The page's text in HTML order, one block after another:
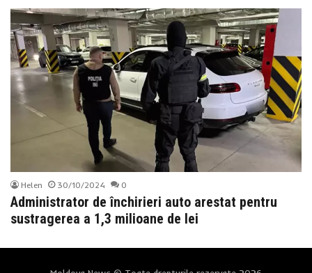
Helen 30/10/2024 0
Administrator de închirieri auto arestat pentru
sustragerea a 1,3 milioane de lei